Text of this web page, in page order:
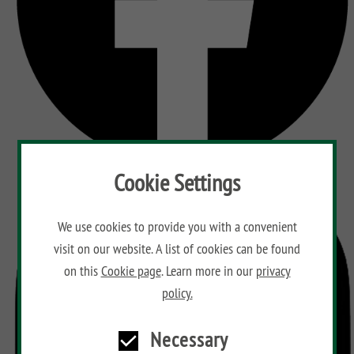
Cookie Settings
We use cookies to provide you with a convenient
visit on our website. A list of cookies can be found
on thisCookie page. Learn more in our privacy
policy.
Necessary